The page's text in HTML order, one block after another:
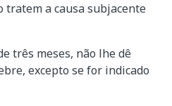
tratem a causa subjacente
três meses, não lhe dê
excepto se for indicado